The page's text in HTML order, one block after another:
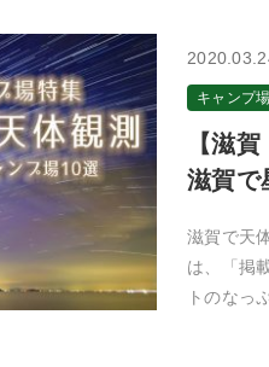
キャンプ
【滋
滋賀で
滋賀で天
は、「掲
トのなっ